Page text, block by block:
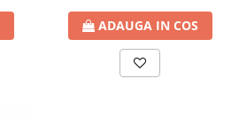
ADAUGA IN COS